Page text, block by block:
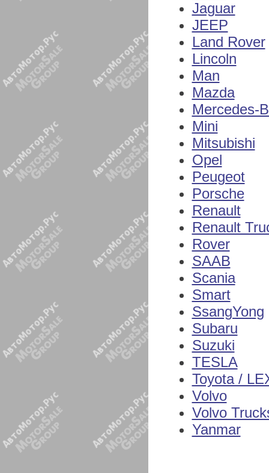
Jaguar
JEEP
Land Rover
Lincoln
Man
Mazda
Mercedes-
Mini
Mitsubishi
Opel
Peugeot
Porsche
Renault
Renault
Rover
SAAB
Scania
Smart
SsangYong
Subaru
Suzuki
TESLA
Toyota /
Volvo
Volvo
Yanmar